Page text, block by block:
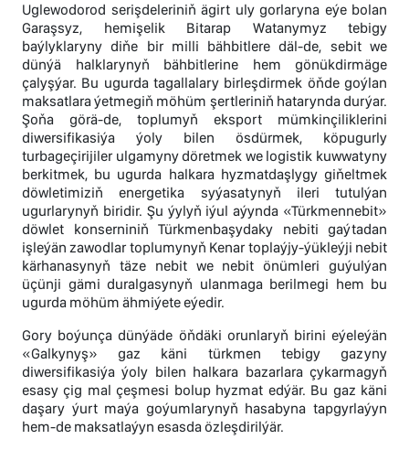
Uglewodorod serişdeleriniň ägirt uly gorlaryna eýe bolan
Garaşsyz, hemişelik Bitarap Watanymyz tebigy
baýlyklaryny diňe bir milli bähbitlere däl-de, sebit we
dünýä halklarynyň bähbitlerine hem gönükdirmäge
çalyşýar. Bu ugurda tagallalary birleşdirmek öňde goýlan
maksatlara ýetmegiň möhüm şertleriniň hatarynda durýar.
Şoňa görä-de, toplumyň eksport mümkinçiliklerini
diwersifikasiýa ýoly bilen ösdürmek, köpugurly
turbageçirijiler ulgamyny döretmek we logistik kuwwatyny
berkitmek, bu ugurda halkara hyzmatdaşlygy giňeltmek
döwletimiziň energetika syýasatynyň ileri tutulýan
ugurlarynyň biridir. Şu ýylyň iýul aýynda «Türkmennebit»
döwlet konserniniň Türkmenbaşydaky nebiti gaýtadan
işleýän zawodlar toplumynyň Kenar toplaýjy-ýükleýji nebit
kärhanasynyň täze nebit we nebit önümleri guýulýan
üçünji gämi duralgasynyň ulanmaga berilmegi hem bu
ugurda möhüm ähmiýete eýedir.
Gory boýunça dünýäde öňdäki orunlaryň birini eýeleýän
«Galkynyş» gaz käni türkmen tebigy gazyny
diwersifikasiýa ýoly bilen halkara bazarlara çykarmagyň
esasy çig mal çeşmesi bolup hyzmat edýär. Bu gaz käni
daşary ýurt maýa goýumlarynyň hasabyna tapgyrlaýyn
hem-de maksatlaýyn esasda özleşdirilýär.